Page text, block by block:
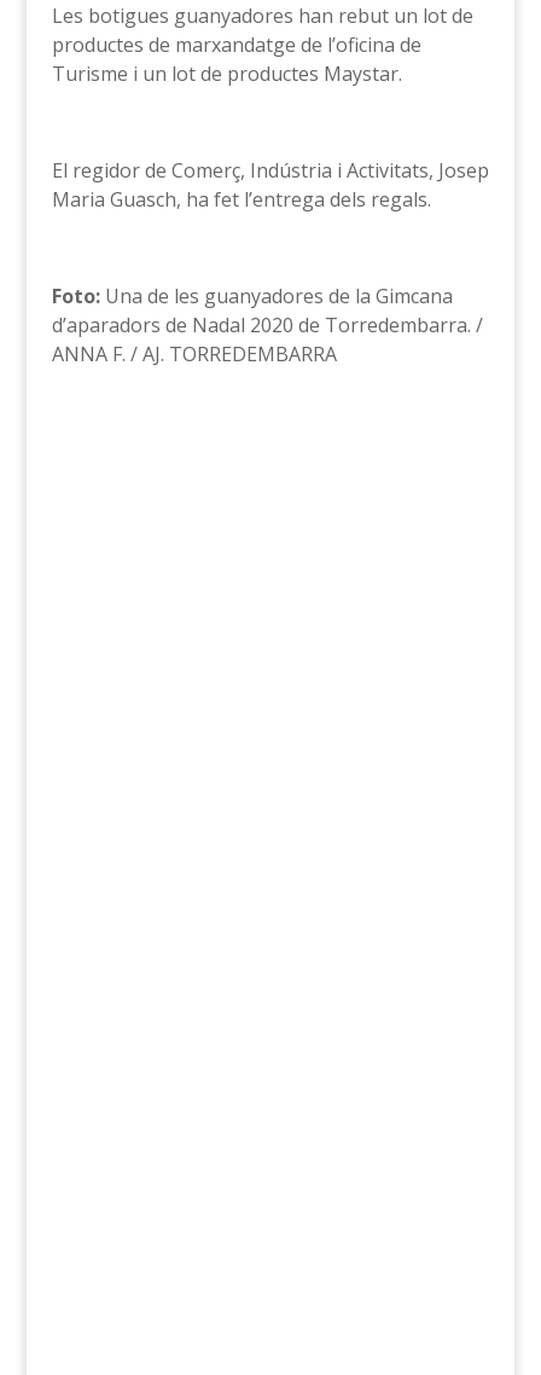
Les botigues guanyadores han rebut un lot de
productes de marxandatge de l’oficina de
Turisme i un lot de productes Maystar.
El regidor de Comerç, Indústria i Activitats, Josep
Maria Guasch, ha fet l’entrega dels regals.
Foto:Una de les guanyadores de la Gimcana
d’aparadors de Nadal 2020 de Torredembarra. /
ANNA F. / AJ. TORREDEMBARRA